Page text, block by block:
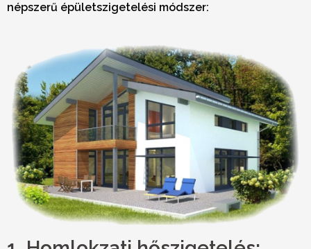
népszerű épületszigetelési módszer: